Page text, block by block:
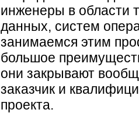
инженеры в области
данных, систем
занимаемся этим
большое
они закрывают
заказчик и
проекта.